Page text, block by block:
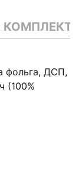
фольга, ДСП,
(100%